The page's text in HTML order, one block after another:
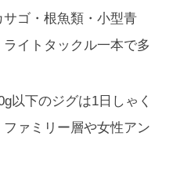
サゴ・根魚類・小型青
イトタックル一本で多
以下のジグは1日しゃく
ァミリー層や女性アン